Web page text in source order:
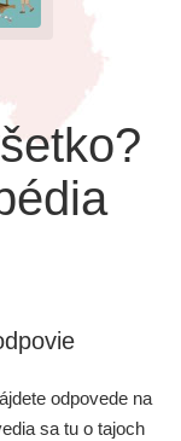
odpovede na
sa tu o tajoch